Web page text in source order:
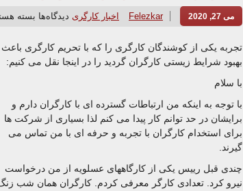
می 27, 2020 Felezkar اخبار کارگری دیدگاه‌ها بسته
تجربه یکی از کوشندگان کارگری را که با تحریم کارگری باعث
بهبود شرایط زیستی کارگران گردید را در اینجا نقل می کنیم:
با سلام
با توجه به اینکه من ارتباطات گسترده ای با کارگران دارم و
برایشان در حد توانم کار پیدا می کنم لذا بسیاری از شرکت ها
برای استخدام کارگران با تجربه و حرفه ای با من تماس می
گیرند.
چندی قبل رییس یکی از کارگاههای عسلویه از من درخواست
نیرو کرد. تعدادی کارگر معرفی کردم. کارگران همان شب زنگ